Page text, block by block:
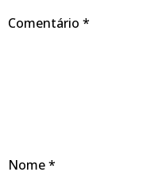
Comentário *
Nome*